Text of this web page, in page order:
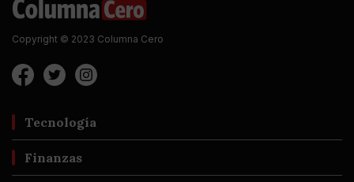
Copyright © 2023 Columna Cero
Tecnología
Finanzas